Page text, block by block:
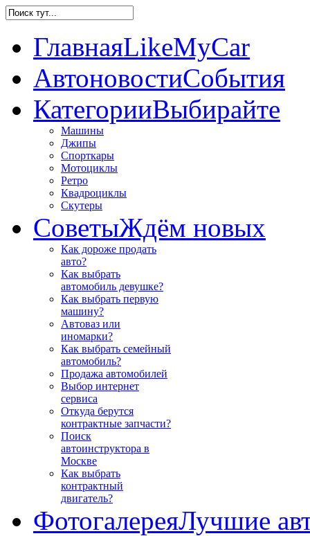
ГлавнаяLikeMyCar
АвтоновостиСобытия
КатегорииВыбирайте
Машины
Джипы
Спорткары
Мотоциклы
Ретро
Квадроциклы
Скутеры
СоветыЖдём новых
Как дороже продать
авто?
Как выбрать
автомобиль девушке?
Как выбрать первую
машину?
Автоваз или
иномарки?
Как выбрать семейный
автомобиль?
Продажа автомобилей
Выбор интернет
сервиса
Откуда берутся
контрактные запчасти?
Поиск
автоинструктора в
Москве
Как выбрать
контрактный
двигатель?
ФотогалереяЛучшие